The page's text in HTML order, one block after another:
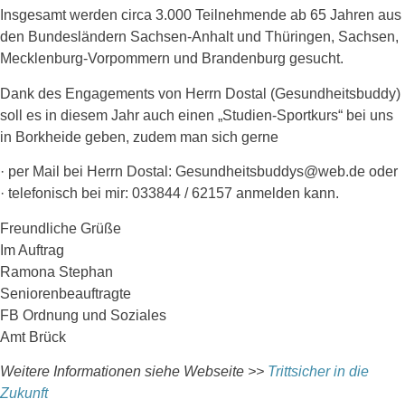
Insgesamt werden circa 3.000 Teilnehmende ab 65 Jahren aus
den Bundesländern Sachsen-Anhalt und Thüringen, Sachsen,
Mecklenburg-Vorpommern und Brandenburg gesucht.
Dank des Engagements von Herrn Dostal (Gesundheitsbuddy)
soll es in diesem Jahr auch einen „Studien-Sportkurs“ bei uns
in Borkheide geben, zudem man sich gerne
· per Mail bei Herrn Dostal: Gesundheitsbuddys@web.de oder
· telefonisch bei mir: 033844 / 62157 anmelden kann.
Freundliche Grüße
Im Auftrag
Ramona Stephan
Seniorenbeauftragte
FB Ordnung und Soziales
Amt Brück
Weitere Informationen siehe Webseite >> Trittsicher in die
Zukunft